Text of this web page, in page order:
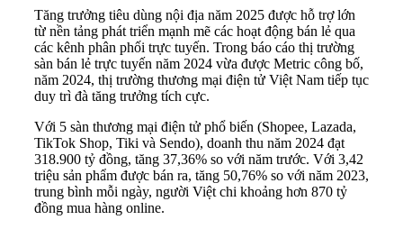
Tăng trưởng tiêu dùng nội địa năm 2025 được hỗ trợ lớn
từ nền tảng phát triển mạnh mẽ các hoạt động bán lẻ qua
các kênh phân phối trực tuyến. Trong báo cáo thị trường
sàn bán lẻ trực tuyến năm 2024 vừa được Metric công bố,
năm 2024, thị trường thương mại điện tử Việt Nam tiếp tục
duy trì đà tăng trưởng tích cực.
Với 5 sàn thương mại điện tử phổ biến (Shopee, Lazada,
TikTok Shop, Tiki và Sendo), doanh thu năm 2024 đạt
318.900 tỷ đồng, tăng 37,36% so với năm trước. Với 3,42
triệu sản phẩm được bán ra, tăng 50,76% so với năm 2023,
trung bình mỗi ngày, người Việt chi khoảng hơn 870 tỷ
đồng mua hàng online.